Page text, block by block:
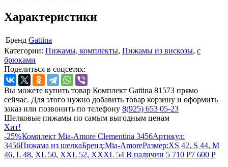
Характеристики
Бренд Gattina
Категории: Пижамы, комплекты, Пижамы из вискозы, с
брюками
Поделиться в соцсетях:
Вы можете купить товар Комплект Gattina 81573 прямо
сейчас. Для этого нужно добавить товар корзину и оформить
заказ или позвонить по телефону 8(925) 653 05-23
Шелковые пижамы по самым выгодным ценам
Хит!
-25%Комплект Mia-Amore Clementina 3456Артикул:
3456Пижама из шелкаБренд:Mia-AmoreРазмер:XS 42, S 44, M
46, L 48, XL 50, XXL 52, XXXL 54 В наличии 5 710 Р7 600 Р